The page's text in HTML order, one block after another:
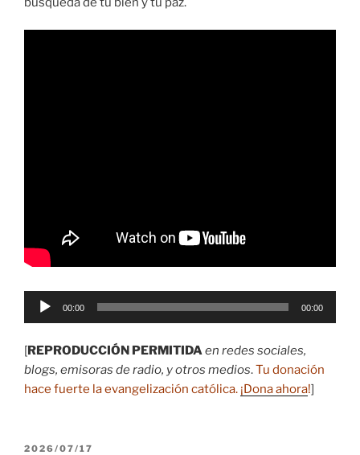
Reproductor
00:00 00:00
[REPRODUCCIÓN PERMITIDAen redes sociales,
blogs, emisoras de radio, y otros medios.Tu donación
hace fuerte la evangelización católica. ¡Dona ahora!]
PUBLICADO
2026/07/17